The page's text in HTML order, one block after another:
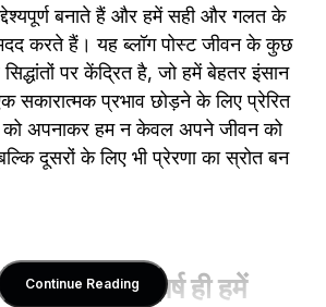
बनाते हैं और हमें सही और गलत के
करते हैं। यह ब्लॉग पोस्ट जीवन के कुछ
सिद्धांतों पर केंद्रित है, जो हमें बेहतर इंसान
प्रभाव छोड़ने के लिए प्रेरित
को अपनाकर हम न केवल अपने जीवन को
दूसरों के लिए भी प्रेरणा का स्रोत बन
है, पर यह संघर्ष ही हमें
Continue Reading